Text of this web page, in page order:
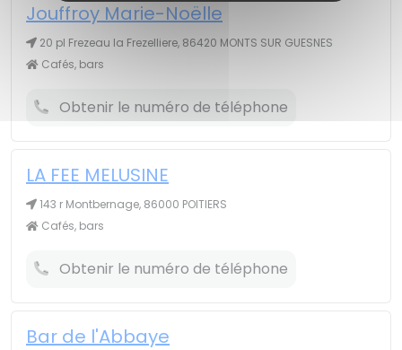
Jouffroy Marie-Noëlle
20 pl Frezeau la Frezelliere, 86420 MONTS SUR GUESNES
Cafés, bars
Obtenir le numéro de téléphone
LA FEE MELUSINE
143 r Montbernage, 86000 POITIERS
Cafés, bars
Obtenir le numéro de téléphone
Bar de l'Abbaye